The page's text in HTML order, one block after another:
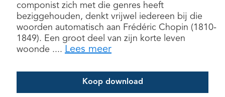
componist zich met die genres heeft
beziggehouden, denkt vrijwel iedereen bij die
woorden automatisch aan Frédéric Chopin (1810-
1849). Een groot deel van zijn korte leven
woonde .... Lees meer
Koop download